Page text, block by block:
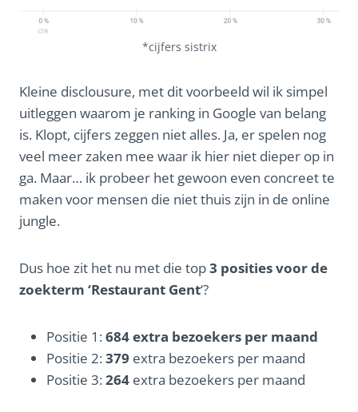
*cijfers sistrix
Kleine disclousure, met dit voorbeeld wil ik simpel
uitleggen waarom je ranking in Google van belang
is. Klopt, cijfers zeggen niet alles. Ja, er spelen nog
veel meer zaken mee waar ik hier niet dieper op in
ga. Maar… ik probeer het gewoon even concreet te
maken voor mensen die niet thuis zijn in de online
jungle.
Dus hoe zit het nu met die top3 posities voor de
zoekterm ‘Restaurant Gent‘?
Positie 1:684 extra bezoekers per maand
Positie 2:379 extra bezoekers per maand
Positie 3:264 extra bezoekers per maand